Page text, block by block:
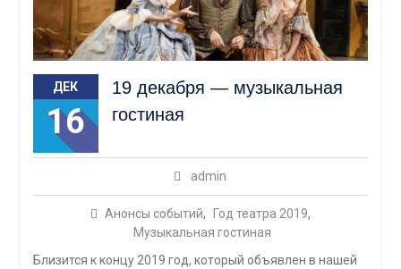
ДЕК
16
19 декабря — музыкальная
гостиная
admin
Анонсы событий, Год театра 2019,
Музыкальная гостиная
Близится к концу 2019 год, который объявлен в нашей